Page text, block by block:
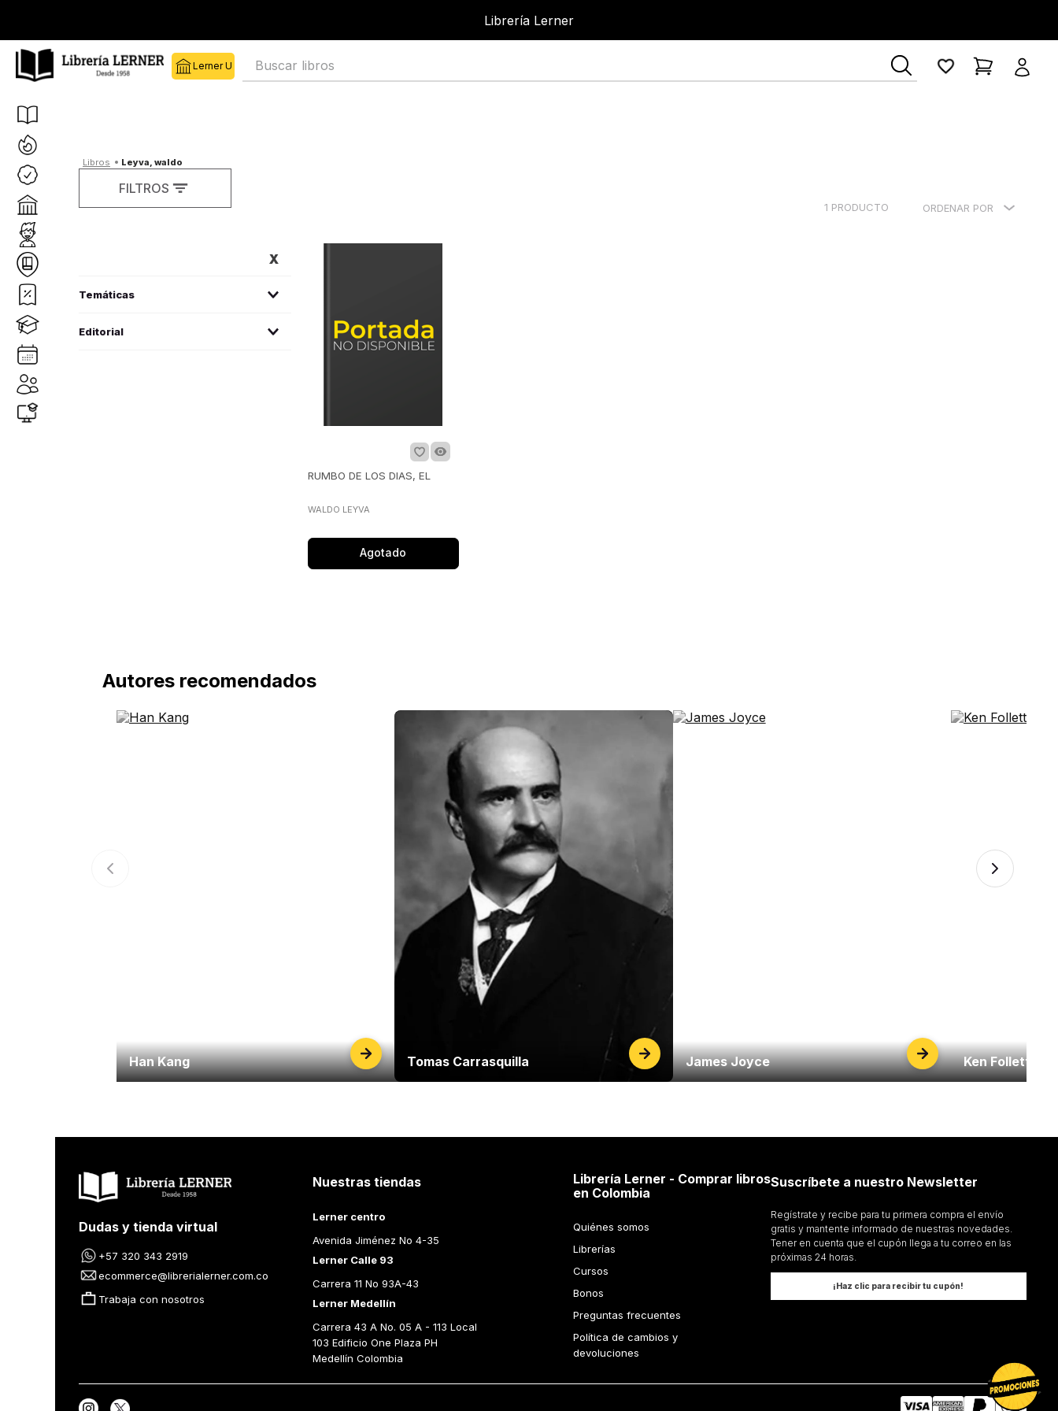
Librería Lerner
Buscar libros
leyva, waldo
1 PRODUCTO ORDENAR POR
FILTROS
poesía (
Editorial
RUMBO DE LOS DIAS, EL
WALDO LEYVA
Agotado
Autores recomendados
Han Kang Tomas Carrasquilla James Joyce Ken Follett
Dudas y tienda virtual
+57 320 343 2919
ecommerce@librerialerner.com.co
Trabaja con nosotros
Nuestras tiendas
Lerner centro
Avenida Jiménez No 4-35
Lerner Calle 93
Carrera 11 No 93A-43
Lerner Medellín
Carrera 43 A No. 05 A - 113 Local
103 Edificio One Plaza PH
Medellín Colombia
Librería Lerner - Comprar libros
en Colombia
Quiénes somos
Librerías
Cursos
Bonos
Preguntas frecuentes
Política de cambios y
devoluciones
Suscríbete a nuestro Newsletter
Regístrate y recibe para tu primera compra el envío
gratis y mantente informado de nuestras novedades.
Tener en cuenta que el cupón llega a tu correo en las
próximas 24 horas.
¡Haz clic para recibir tu cupón!